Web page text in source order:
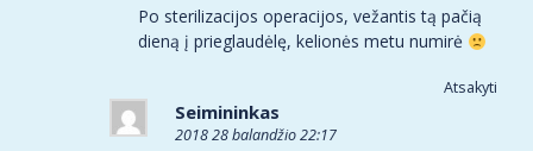
Po sterilizacijos operacijos, vežantis tą pačią
dieną į prieglaudėlę, kelionės metu numirė
Atsakyti
Seimininkas
2018 28 balandžio 22:17